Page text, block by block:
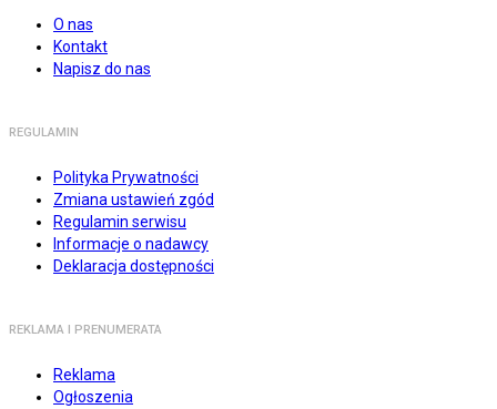
O nas
Kontakt
Napisz do nas
REGULAMIN
Polityka Prywatności
Zmiana ustawień zgód
Regulamin serwisu
Informacje o nadawcy
Deklaracja dostępności
REKLAMA I PRENUMERATA
Reklama
Ogłoszenia